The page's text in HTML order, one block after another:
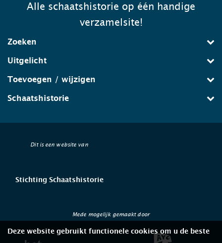
Alle schaatshistorie op één handige
verzamelsite!
Zoeken
Uitgelicht
Toevoegen / wijzigen
Schaatshistorie
Dit is een website van
Stichting Schaatshistorie
Mede mogelijk gemaakt door
Deze website gebruikt functionele cookies om u de beste